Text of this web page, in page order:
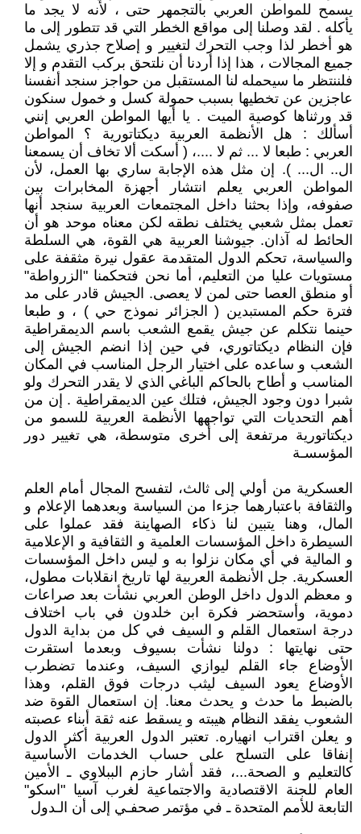
يسمح للمواطن العربي بالتجمهر حتى ، لأنه لا يجد ما
يأكله . لقد وصلنا إلى مواقع الخطر التي قد تتطور إلى ما
هو أخطر لذا وجب التحرك لتغيير و إصلاح جذري يشمل
جميع المجالات ، هذا إذا أردنا أن نلتحق بركب التقدم و إلا
فلننتظر ما سيحمله لنا المستقبل من حواجز سنجد أنفسنا
عاجزين عن تخطيها بسبب حمولة كسل و خمول سنكون
قد ورثناها كوصية الميت . يا أيها المواطن العربي إنني
أسألك : هل الأنظمة العربية ديكتاتورية ؟ المواطن
العربي : طبعا لا ... ثم لا ....، ( أسكت ألا تخاف أن يسمعنا
ال.. ال... ). إن مثل هذه الإجابة ساري بها العمل، لأن
المواطن العربي يعلم انتشار أجهزة المخابرات بين
صفوفه، وإذا بحثنا داخل المجتمعات العربية سنجد أنها
تعمل بمثل شعبي يختلف نطقه لكن معناه موحد هو أن
الحائط له آذان. جيوشنا العربية هي القوة، هي السلطة
والسياسة، تحكم الدول المتقدمة عقول نيرة مثقفة على
مستويات عليا من التعليم، أما نحن فتحكمنا "الزرواطة"
أو منطق العصا حتى لمن لا يعصى. الجيش قادر على مد
فترة حكم المستبدين ( الجزائر نموذج حي ) ، و طبعا
حينما نتكلم عن جيش يقمع الشعب باسم الديمقراطية
فإن النظام ديكتاتوري، في حين إذا انضم الجيش إلى
الشعب و ساعده على اختيار الرجل المناسب في المكان
المناسب و أطاح بالحاكم الباغي الذي لا يقدر التحرك ولو
شبرا دون وجود الجيش، فتلك عين الديمقراطية . إن من
أهم التحديات التي تواجهها الأنظمة العربية للسمو من
ديكتاتورية مرتفعة إلى أخرى متوسطة، هي تغيير دور
المؤسسـة
العسكرية من أولي إلى ثالث، لتفسح المجال أمام العلم
والثقافة باعتبارهما جزءا من السياسة وبعدهما الإعلام و
المال، وهنا يتبين لنا ذكاء الصهاينة فقد عملوا على
السيطرة داخل المؤسسات العلمية و الثقافية و الإعلامية
و المالية في أي مكان نزلوا به و ليس داخل المؤسسات
العسكرية. جل الأنظمة العربية لها تاريخ انقلابات مطول،
و معظم الدول داخل الوطن العربي نشأت بعد صراعات
دموية، وأستحضر فكرة ابن خلدون في باب اختلاف
درجة استعمال القلم و السيف في كل من بداية الدول
حتى نهايتها : دولنا نشأت بسيوف وبعدما استقرت
الأوضاع جاء القلم ليوازي السيف، وعندما تضطرب
الأوضاع يعود السيف ليثب درجات فوق القلم، وهذا
بالضبط ما حدث و يحدث معنا. إن استعمال القوة ضد
الشعوب يفقد النظام هيبته و يسقط عنه ثقة أبناء عصبته
و يعلن اقتراب انهياره. تعتبر الدول العربية أكثر الدول
إنفاقا على التسلح على حساب الخدمات الأساسية
كالتعليم و الصحة...، فقد أشار حازم الببلاوي ـ الأمين
العام للجنة الاقتصادية والاجتماعية لغرب آسيا "اسكو"
التابعة للأمم المتحدة ـ في مؤتمر صحفـي إلى أن الـدول